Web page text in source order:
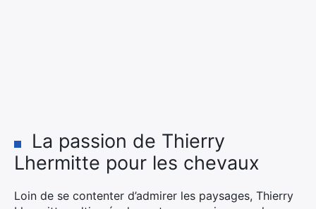
La passion de Thierry
Lhermitte pour les chevaux
Loin de se contenter d’admirer les paysages, Thierry